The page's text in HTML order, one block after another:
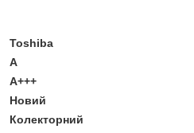
Toshiba
A
A+++
Новий
Колекторний